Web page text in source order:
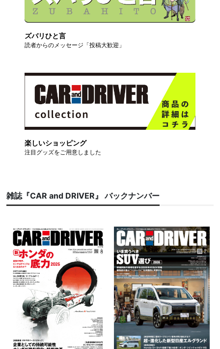
ズバリひと言
読者からのメッセージ「投稿大歓迎」
楽しいショッピング
注目グッズをご用意しました
雑誌『CAR and DRIVER』 バックナンバー